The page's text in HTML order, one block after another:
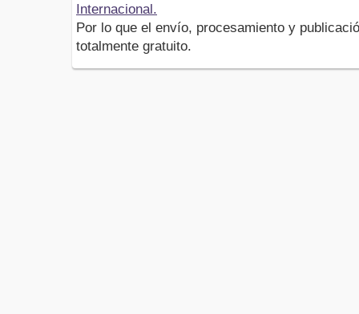
Internacional.
Por lo que el envío, procesamiento y
totalmente gratuito.